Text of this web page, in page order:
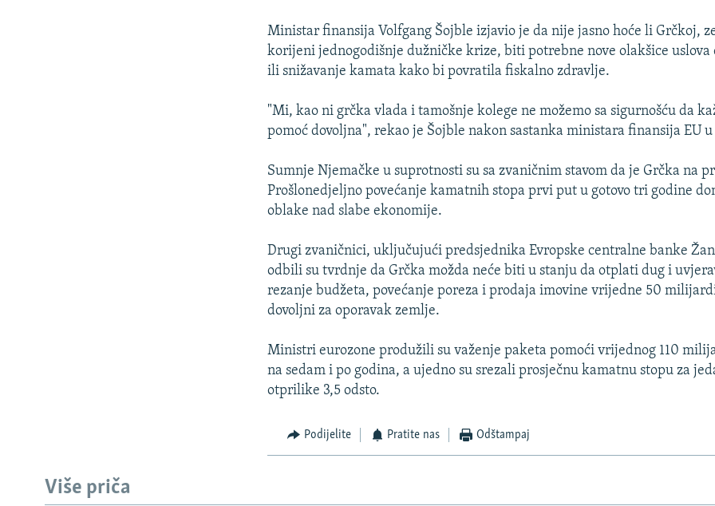
Ministar finansija Volfgang Šojble izjavio je da nije jasno hoće li Grčkoj,
korijeni jednogodišnje dužničke krize, biti potrebne nove olakšice uslova
ili snižavanje kamata kako bi povratila fiskalno zdravlje.
"Mi, kao ni grčka vlada i tamošnje kolege ne možemo sa sigurnošću da
pomoć dovoljna", rekao je Šojble nakon sastanka ministara finansija EU
Sumnje Njemačke u suprotnosti su sa zvaničnim stavom da je Grčka na
Prošlonedjeljno povećanje kamatnih stopa prvi put u gotovo tri godine
oblake nad slabe ekonomije.
Drugi zvaničnici, uključujući predsjednika Evropske centralne banke
odbili su tvrdnje da Grčka možda neće biti u stanju da otplati dug i
rezanje budžeta, povećanje poreza i prodaja imovine vrijedne 50
dovoljni za oporavak zemlje.
Ministri eurozone produžili su važenje paketa pomoći vrijednog 110
na sedam i po godina, a ujedno su srezali prosječnu kamatnu stopu za
otprilike 3,5 odsto.
Podijelite Pratite nas Odštampaj
Više priča